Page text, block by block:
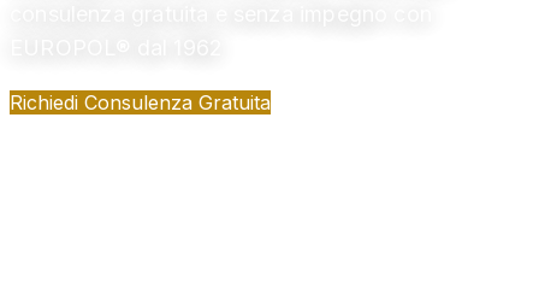
Richiedi Consulenza Gratuita